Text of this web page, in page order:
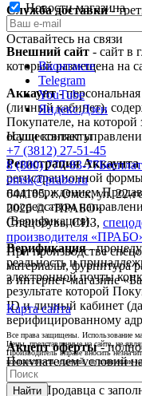
Служба доставки-
Продавцом услуги по
Внешний сайт - сайт в
который размещена на
Аккаунт-
(личный кабинет),
Покупателе, на
осуществляет
Регистрация Аккаунта
регистрационной
подтверждением
посредством
(Верификация).
Верификация-
реальность и
электронной почты
результате которой
ID и личный кабинет
верифицированному
Акцепт оферты-
Покупателем условий
выполнения любого из
Сайте Продавца с
Новости магазина
Оставайтесь на связи
Вконтакте
Telegram
YouTube
Яндекс.Дзен
Наши контакты
+7 (3812) 27-51-45
8 (800) 777-83-77
omsk@prabo.ru
644105, г. Омск, ул. 22-
2026 © «ПРАБО»
Спецобувь, СИЗ,
производителя
При производстве
материалы, фурнитура
в интернет-магазине
Карта сайта
Все права защищены. Использование
Цены, представленные на сайте, не
Производитель вправе вносить
комплектность изделий, не влияющие
Найти